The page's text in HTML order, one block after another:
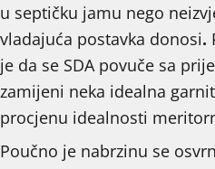
u septičku jamu nego
vladajuća postavka donosi.
je da se SDA povuče sa
zamijeni neka idealna
procjenu idealnosti
Poučno je nabrzinu se